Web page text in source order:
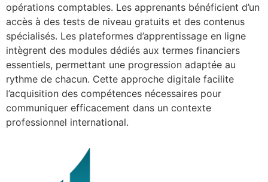
opérations comptables. Les apprenants bénéficient d’un
accès à des tests de niveau gratuits et des contenus
spécialisés. Les plateformes d’apprentissage en ligne
intègrent des modules dédiés aux termes financiers
essentiels, permettant une progression adaptée au
rythme de chacun. Cette approche digitale facilite
l’acquisition des compétences nécessaires pour
communiquer efficacement dans un contexte
professionnel international.